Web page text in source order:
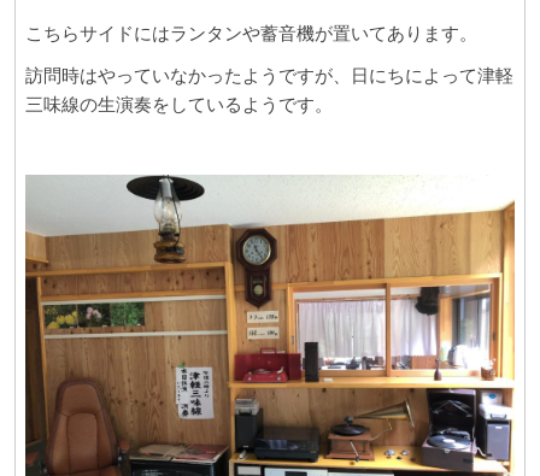
こちらサイドにはランタンや蓄音機が置いてあります。
訪問時はやっていなかったようですが、日にちによって津軽
三味線の生演奏をしているようです。